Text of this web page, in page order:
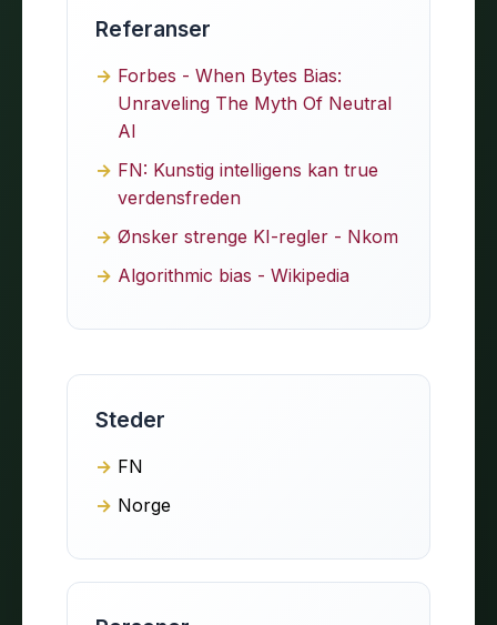
Referanser
Forbes - When Bytes Bias:
Unraveling The Myth Of Neutral
AI
FN: Kunstig intelligens kan true
verdensfreden
Ønsker strenge KI-regler - Nkom
Algorithmic bias - Wikipedia
Steder
FN
Norge